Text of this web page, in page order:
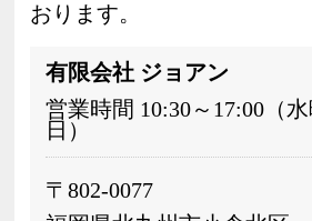
おります。
有限会社 ジョアン
営業時間 10:30～17:00（
日）
〒802-0077